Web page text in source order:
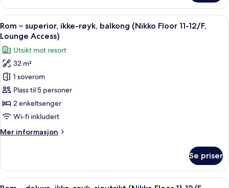
12/F,
Lounge
Access)
–
standard,
ikke-
røyk,
balkong
(Nikko
Floor
11-
12/F,
Lounge
Åpne
alle
bildene
av
Rom
–
superior,
ikke-
røyk,
(Nikko
12/F,
Lounge
Rom – superior, ikke-røyk, balkong
16
Rom – superior, ikke-røyk, balkong (Nikko Floor 11-12/F,
Lounge Access)
Utsikt mot resort
32 m²
1 soverom
Plass til 5 personer
2 enkeltsenger
Wi-fi inkludert
Mer informasjon
Mer
–
superior,
Se priser
Åpne
Rom – deluxe, ikke-røyk, sjøutsikt
17